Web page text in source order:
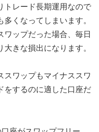
トレード長期運用なので
くなってしまいます。
ップだった場合、毎日
きな損出になります。
スワップもマイナススワ
をするのに適した口座だ